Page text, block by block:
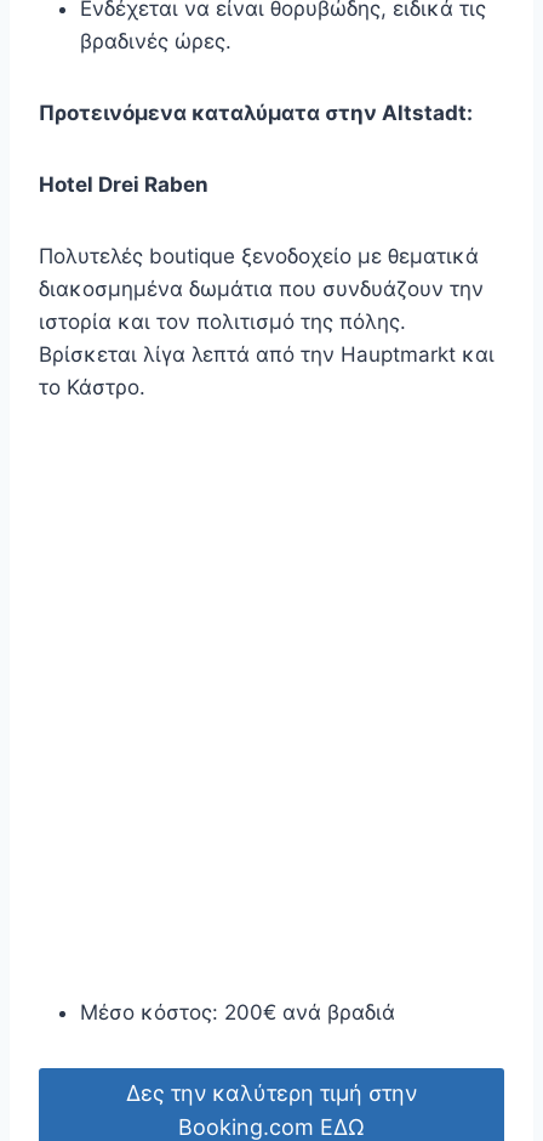
Ενδέχεται να είναι θορυβώδης, ειδικά τις
βραδινές ώρες.
Προτεινόμενα καταλύματα στην Altstadt:
Hotel Drei Raben
Πολυτελές boutique ξενοδοχείο με θεματικά
διακοσμημένα δωμάτια που συνδυάζουν την
ιστορία και τον πολιτισμό της πόλης.
Βρίσκεται λίγα λεπτά από την Hauptmarkt και
το Κάστρο.
Μέσο κόστος: 200€ ανά βραδιά
Δες την καλύτερη τιμή στην
Booking.com ΕΔΩ